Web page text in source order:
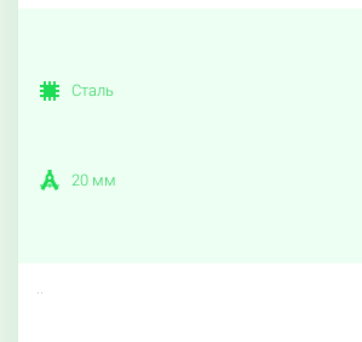
Сталь
20 мм